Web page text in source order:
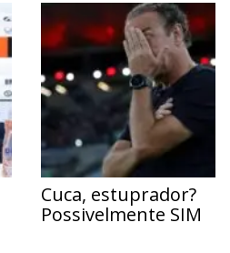
Cuca, estuprador?
Possivelmente SIM